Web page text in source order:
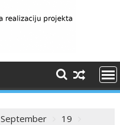
September
19